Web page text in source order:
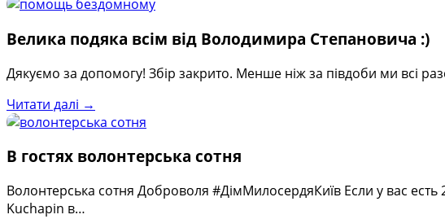
Велика подяка всім від Володимира Степановича :)
Дякуємо за допомогу! Збір закрито. Менше ніж за півдоби ми всі
Читати далі →
В гостях волонтерська сотня
Волонтерська сотня Доброволя #ДімМилосердяКиїв Если у вас
Kuchapin в…